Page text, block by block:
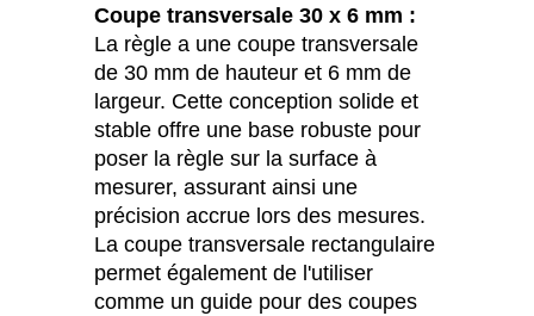
Coupe transversale 30 x 6 mm :
La règle a une coupe transversale
de 30 mm de hauteur et 6 mm de
largeur. Cette conception solide et
stable offre une base robuste pour
poser la règle sur la surface à
mesurer, assurant ainsi une
précision accrue lors des mesures.
La coupe transversale rectangulaire
permet également de l'utiliser
comme un guide pour des coupes